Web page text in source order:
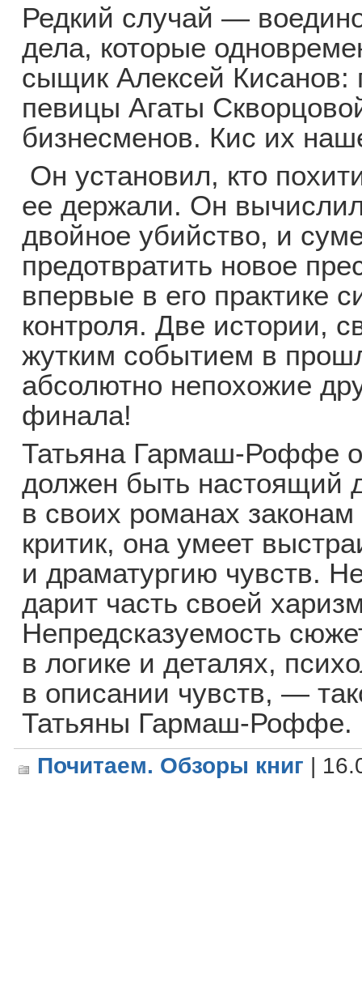
Редкий случай —
дела, которые
сыщик Алексей
певицы Агаты
бизнесменов. Кис их
Он установил, кто
ее держали. Он
двойное убийство, и
предотвратить новое
впервые в его практике
контроля. Две истории,
жутким событием в
абсолютно непохожие
финала!
Татьяна Гармаш-Роффе
должен быть настоящий
в своих романах
критик, она умеет
и драматургию чувств.
дарит часть своей
Непредсказуемость
в логике и деталях,
в описании чувств, —
Татьяны Гармаш-Роффе.
Почитаем. Обзоры книг |